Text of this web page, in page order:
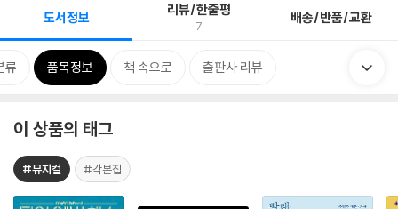
도서정보 리뷰/한줄평
7 배송/반품/교환
류 품목정보 책 속으로 출판사 리뷰
이 상품의 태그
#뮤지컬 #각본집